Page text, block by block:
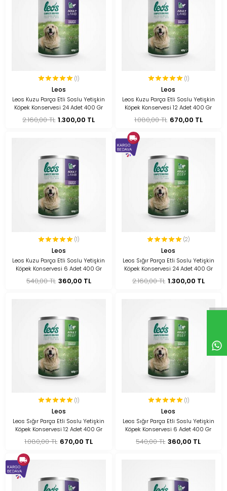
(1)
Leos
Leos Kuzu Parça Etli Soslu Yetişkin
Köpek Konservesi 24 Adet 400 Gr
2.160,00 TL 1.300,00 TL
(1)
Leos
Leos Kuzu Parça Etli Soslu Yetişkin
Köpek Konservesi 12 Adet 400 Gr
1.080,00 TL 670,00 TL
(1)
Leos
Leos Kuzu Parça Etli Soslu Yetişkin
Köpek Konservesi 6 Adet 400 Gr
540,00 TL 360,00 TL
(2)
Leos
Leos Sığır Parça Etli Soslu Yetişkin
Köpek Konservesi 24 Adet 400 Gr
2.160,00 TL 1.300,00 TL
(1)
Leos
Leos Sığır Parça Etli Soslu Yetişkin
Köpek Konservesi 12 Adet 400 Gr
1.080,00 TL 670,00 TL
(1)
Leos
Leos Sığır Parça Etli Soslu Yetişkin
Köpek Konservesi 6 Adet 400 Gr
540,00 TL 360,00 TL